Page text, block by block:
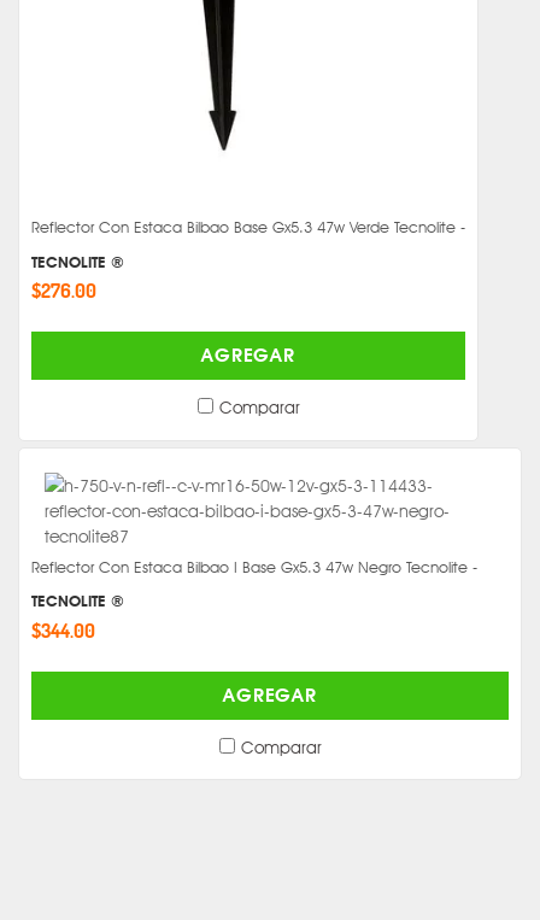
Reflector Con Estaca Bilbao Base Gx5.3 47w Verde Tecnolite -
TECNOLITE ®
$276.00
AGREGAR
Comparar
Reflector Con Estaca Bilbao I Base Gx5.3 47w Negro Tecnolite -
TECNOLITE ®
$344.00
AGREGAR
Comparar